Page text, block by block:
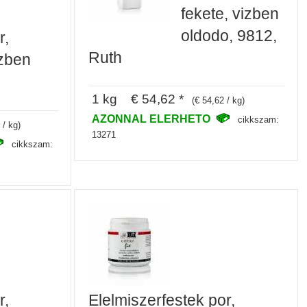
/ kg)
cikkszam:
fekete, vizben
oldodo, 9812,
Ruth
1 kg € 54,62 * (€ 54,62 / kg)
AZONNAL ELERHETO
cikkszam:
13271
Elelmiszerfestek por,